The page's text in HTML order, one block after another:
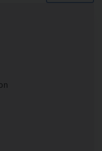
Property